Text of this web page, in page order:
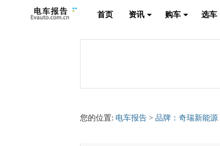
首页 资讯 购车 选车
您的位置: 电车报告 >品牌：奇瑞新能源